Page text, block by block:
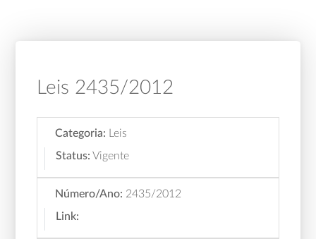
Leis 2435/2012
Categoria:
Leis
Status: Vigente
Número/Ano: 2435/2012
Link: